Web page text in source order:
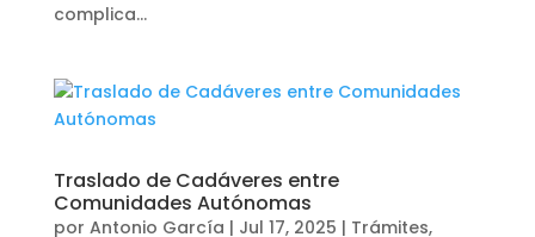
complica...
Traslado de Cadáveres entre
Comunidades Autónomas
por Antonio García | Jul 17, 2025 | Trámites,